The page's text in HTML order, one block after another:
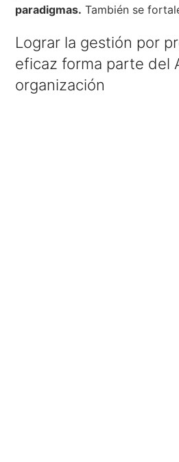
paradigmas. También se
Lograr la gestión por
eficaz forma parte del
organización